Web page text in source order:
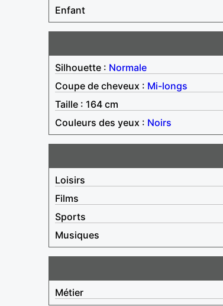
Enfant
Silhouette : Normale
Coupe de cheveux : Mi-longs
Taille : 164 cm
Couleurs des yeux : Noirs
Loisirs
Films
Sports
Musiques
Métier